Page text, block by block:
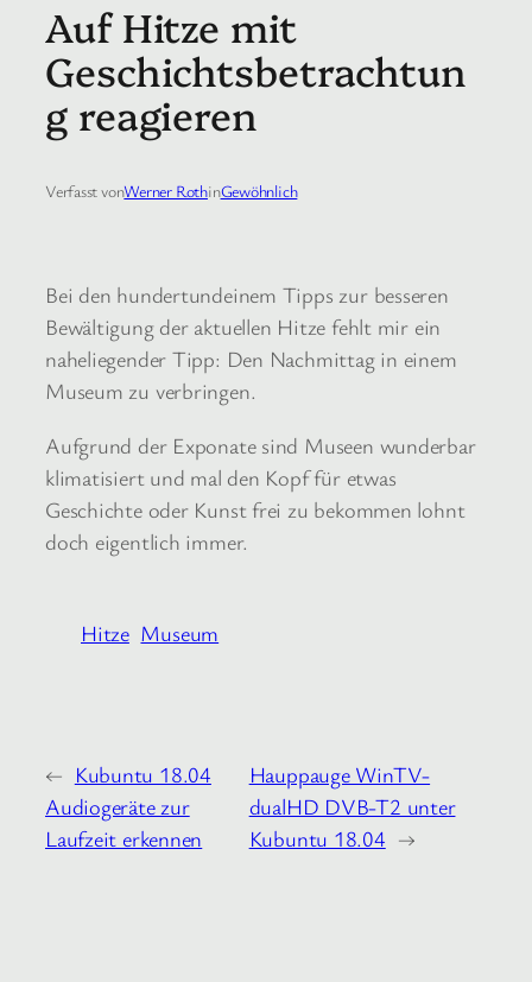
Auf Hitze mit
Geschichtsbetrachtun
g reagieren
Verfasst vonWerner RothinGewöhnlich
Bei den hundertundeinem Tipps zur besseren
Bewältigung der aktuellen Hitze fehlt mir ein
naheliegender Tipp: Den Nachmittag in einem
Museum zu verbringen.
Aufgrund der Exponate sind Museen wunderbar
klimatisiert und mal den Kopf für etwas
Geschichte oder Kunst frei zu bekommen lohnt
doch eigentlich immer.
Hitze Museum
← Kubuntu 18.04
Audiogeräte zur
Laufzeit erkennen
Hauppauge WinTV-
dualHD DVB-T2 unter
Kubuntu 18.04 →